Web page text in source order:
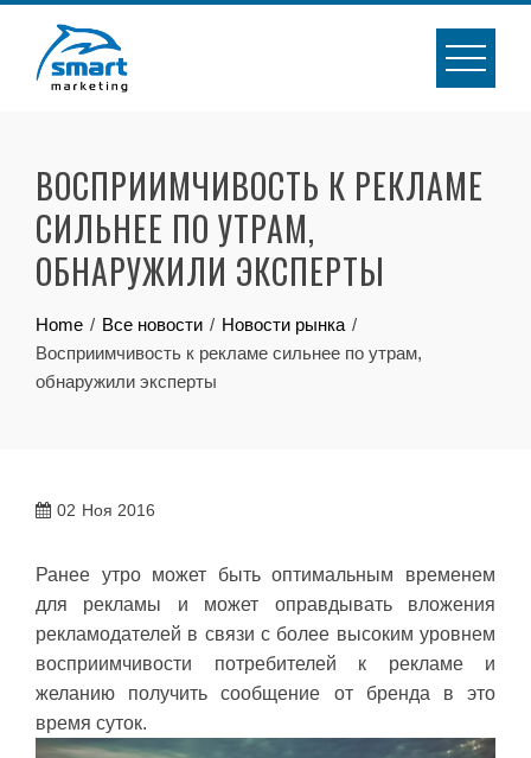
content
ВОСПРИИМЧИВОСТЬ К РЕКЛАМЕ
СИЛЬНЕЕ ПО УТРАМ,
ОБНАРУЖИЛИ ЭКСПЕРТЫ
Home Все новости
Новости рынка
Восприимчивость к рекламе сильнее по утрам,
обнаружили эксперты
02 Ноя 2016
Ранее утро может быть оптимальным временем
для рекламы и может оправдывать вложения
рекламодателей в связи с более высоким уровнем
восприимчивости потребителей к рекламе и
желанию получить сообщение от бренда в это
время суток.